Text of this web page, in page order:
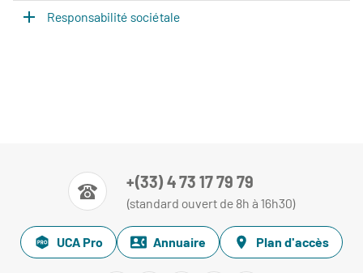
Responsabilité sociétale
+(33) 4 73 17 79 79
(standard ouvert de 8h à 16h30)
UCA Pro Annuaire Plan d'accès